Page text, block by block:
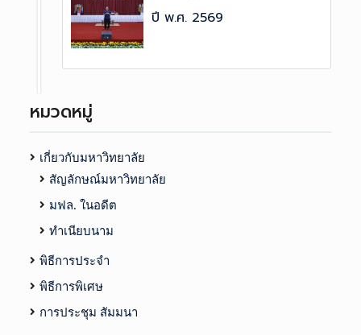
ปี พ.ศ. 2569
หมวดหมู่
เกี่ยวกับมหาวิทยาลัย
สัญลักษณ์มหาวิทยาลัย
มฟล. ในอดีต
ทำเนียบนาม
พิธีการประจำ
พิธีการพิเศษ
การประชุม สัมมนา